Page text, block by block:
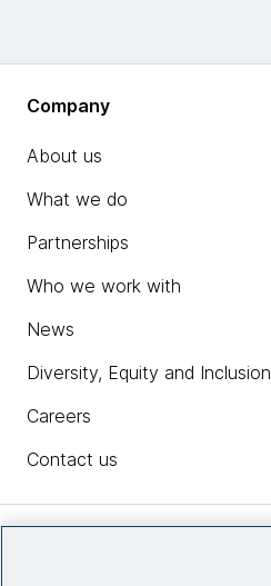
Company
About us
What we do
Partnerships
Who we work with
News
Diversity, Equity and Inclusion
Careers
Contact us